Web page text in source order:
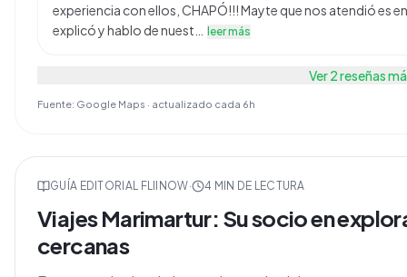
experiencia con ellos, CHAPÓ!!! Mayte que nos atendió es
explicó y hablo de nuest…
leer más
Ver2reseñas
Fuente: Google Maps · actualizado cada 6h
GUÍA EDITORIAL FLIINOW· 4 MIN DE LECTURA
Viajes Marimartur: Su socio en
cercanas